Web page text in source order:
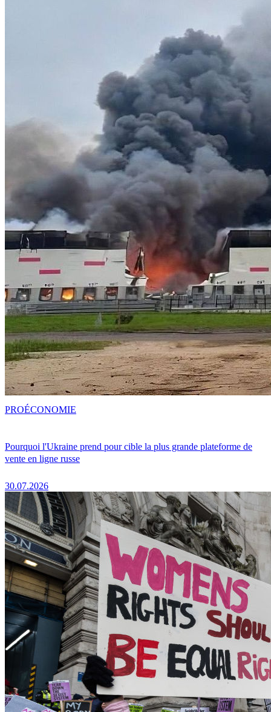
Pourquoi l'Ukraine prend pour cible la plus grande plateforme de
vente en ligne russe
30.07.2026
PROÉCONOMIE